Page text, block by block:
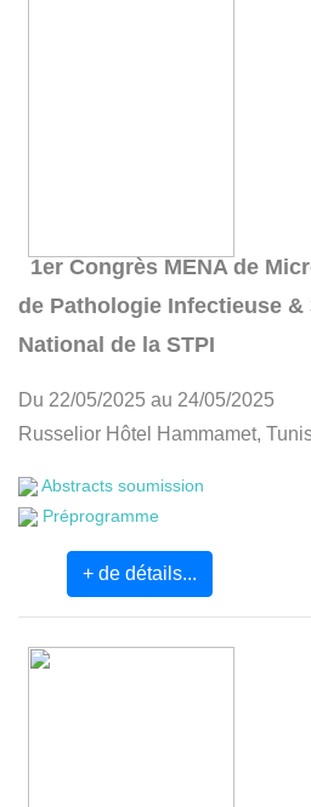
1er Congrès MENA de
de Pathologie Infectieuse &
National de la STPI
Du 22/05/2025 au 24/05/2025
Russelior Hôtel Hammamet,
Abstracts soumission
Préprogramme
+ de détails...